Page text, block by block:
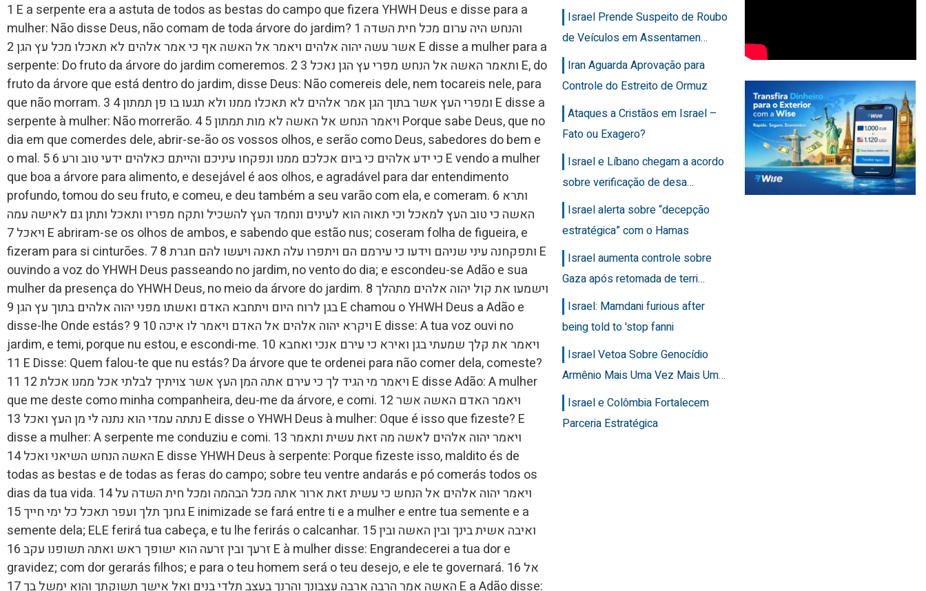
1 E a serpente era a astuta de todos as bestas do campo que fizera YHWH Deus e disse para a
mulher: Não disse Deus, não comam de toda árvore do jardim? 1 והנחש היה ערום מכל חית השדה
אשר עשה יהוה אלהים ויאמר אל האשה אף כי אמר אלהים לא תאכלו מכל עץ הגן 2 E disse a mulher para a
serpente: Do fruto da árvore do jardim comeremos. 2 ותאמר האשה אל הנחש מפרי עץ הגן נאכל 3 E, do
fruto da árvore que está dentro do jardim, disse Deus: Não comereis dele, nem tocareis nele, para
que não morram. 3 ומפרי העץ אשר בתוך הגן אמר אלהים לא תאכלו ממנו ולא תגעו בו פן תמתון 4 E disse a
serpente à mulher: Não morrerão. 4 ויאמר הנחש אל האשה לא מות תמתון 5 Porque sabe Deus, que no
dia em que comerdes dele, abrir-se-ão os vossos olhos, e serão como Deus, sabedores do bem e
o mal. 5 כי ידע אלהים כי ביום אכלכם ממנו ונפקחו עיניכם והייתם כאלהים ידעי טוב ורע 6 E vendo a mulher
que boa a árvore para alimento, e desejável é aos olhos, e agradável para dar entendimento
profundo, tomou do seu fruto, e comeu, e deu também a seu varão com ela, e comeram. 6 ותרא
האשה כי טוב העץ למאכל וכי תאוה הוא לעינים ונחמד העץ להשכיל ותקח מפריו ותאכל ותתן גם לאישה עמה
ויאכל 7 E abriram-se os olhos de ambos, e sabendo que estão nus; coseram folha de figueira, e
fizeram para si cinturões. 7 ותפקחנה עיני שניהם וידעו כי עירמם הם ויתפרו עלה תאנה ויעשו להם חגרת 8 E
ouvindo a voz do YHWH Deus passeando no jardim, no vento do dia; e escondeu-se Adão e sua
mulher da presença do YHWH Deus, no meio da árvore do jardim. 8 וישמעו את קול יהוה אלהים מתהלך
בגן לרוח היום ויתחבא האדם ואשתו מפני יהוה אלהים בתוך עץ הגן 9 E chamou o YHWH Deus a Adão e
disse-lhe Onde estás? 9 ויקרא יהוה אלהים אל האדם ויאמר לו איכה 10 E disse: A tua voz ouvi no
jardim, e temi, porque nu estou, e escondi-me. 10 ויאמר את קלך שמעתי בגן ואירא כי עירם אנכי ואחבא
11 E Disse: Quem falou-te que nu estás? Da árvore que te ordenei para não comer dela, comeste?
11 ויאמר מי הגיד לך כי עירם אתה המן העץ אשר צויתיך לבלתי אכל ממנו אכלת 12 E disse Adão: A mulher
que me deste como minha companheira, deu-me da árvore, e comi. 12 ויאמר האדם האשה אשר
נתתה עמדי הוא נתנה לי מן העץ ואכל 13 E disse o YHWH Deus à mulher: Oque é isso que fizeste? E
disse a mulher: A serpente me conduziu e comi. 13 ויאמר יהוה אלהים לאשה מה זאת עשית ותאמר
האשה הנחש השיאני ואכל 14 E disse YHWH Deus à serpente: Porque fizeste isso, maldito és de
todas as bestas e de todas as feras do campo; sobre teu ventre andarás e pó comerás todos os
dias da tua vida. 14 ויאמר יהוה אלהים אל הנחש כי עשית זאת ארור אתה מכל הבהמה ומכל חית השדה על
גחנך תלך ועפר תאכל כל ימי חייך 15 E inimizade se fará entre ti e a mulher e entre tua semente e a
semente dela; ELE ferirá tua cabeça, e tu lhe ferirás o calcanhar. 15 ואיבה אשית בינך ובין האשה ובין
זרעך ובין זרעה הוא ישופך ראש ואתה תשופנו עקב 16 E à mulher disse: Engrandecerei a tua dor e
gravidez; com dor gerarás filhos; e para o teu homem será o teu desejo, e ele te governará. 16 אל
האשה אמר הרבה ארבה עצבונך והרנך בעצב תלדי בנים ואל אישך תשוקתך והוא ימשל בך 17 E a Adão disse:
Israel Prende Suspeito de Roubo
de Veículos em Assentamen…
Iran Aguarda Aprovação para
Controle do Estreito de Ormuz
Ataques a Cristãos em Israel –
Fato ou Exagero?
Israel e Líbano chegam a acordo
sobre verificação de desa…
Israel alerta sobre “decepção
estratégica” com o Hamas
Israel aumenta controle sobre
Gaza após retomada de terri…
Israel: Mamdani furious after
being told to 'stop fanni
Israel Vetoa Sobre Genocídio
Armênio Mais Uma Vez Mais Um…
Israel e Colômbia Fortalecem
Parceria Estratégica